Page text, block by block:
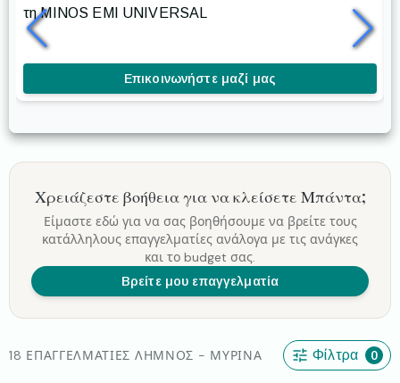
τη MINOS EMI UNIVERSAL
Επικοινωνήστε μαζί μας
Χρειάζεστε βοήθεια για να κλείσετε Μπάντα;
Είμαστε εδώ για να σας βοηθήσουμε να βρείτε τους
κατάλληλους επαγγελματίες ανάλογα με τις ανάγκες
και το budget σας.
Βρείτε μου επαγγελματία
18 ΕΠΑΓΓΕΛΜΑΤΊΕΣ ΛΉΜΝΟΣ - ΜΎΡΙΝΑ Φίλτρα 0